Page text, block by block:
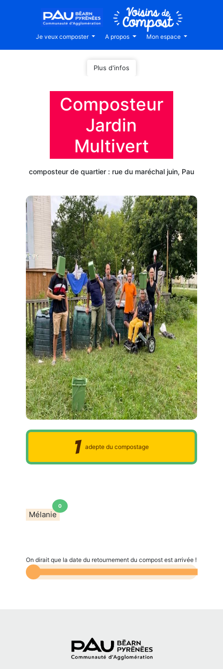
Je veux composter A propos Mon espace
Plus d'infos
Composteur
Jardin
Multivert
composteur de quartier : rue du maréchal juin, Pau
1 adepte du compostage
Mélanie
0
On dirait que la date du retournement du compost est arrivée !